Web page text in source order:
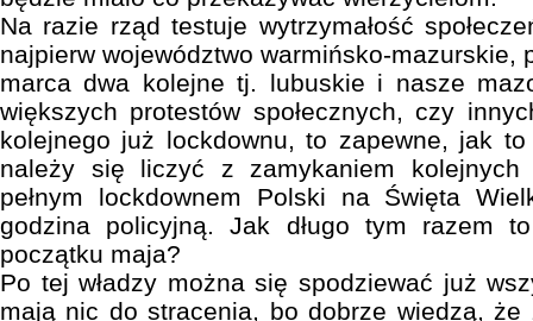
Na razie rząd testuje wytrzymałość
najpierw województwo warmińsko-mazurskie,
marca dwa kolejne tj. lubuskie i nasze
większych protestów społecznych, czy
kolejnego już lockdownu, to zapewne, jak
należy się liczyć z zamykaniem
pełnym lockdownem Polski na Święta
godzina policyjną. Jak długo tym razem
początku maja?
Po tej władzy można się spodziewać już
mają nic do stracenia, bo dobrze wiedzą, że